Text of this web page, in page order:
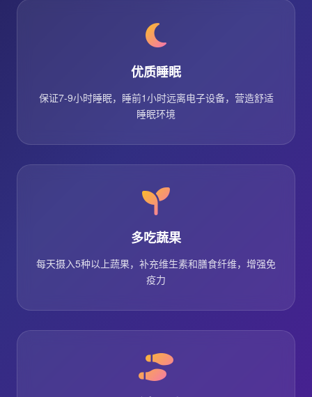
优质睡眠
保证7-9小时睡眠，睡前1小时远离电子设备，营造舒适
睡眠环境
多吃蔬果
每天摄入5种以上蔬果，补充维生素和膳食纤维，增强免
疫力